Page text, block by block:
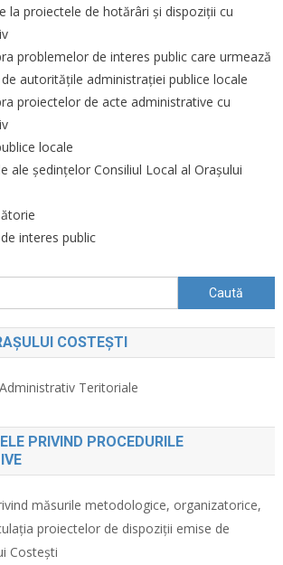
la proiectele de hotărâri și dispoziții cu
problemelor de interes public care urmează
autoritățile administrației publice locale
proiectelor de acte administrative cu
locale
ale ședințelor Consiliul Local al Orașului
interes public
Caută
după:
COSTEȘTI
Teritoriale
PRIVIND PROCEDURILE
măsurile metodologice, organizatorice,
proiectelor de dispoziții emise de
Costești